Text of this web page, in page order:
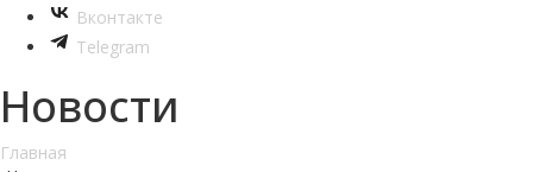
Вконтакте
Telegram
Новости
Главная